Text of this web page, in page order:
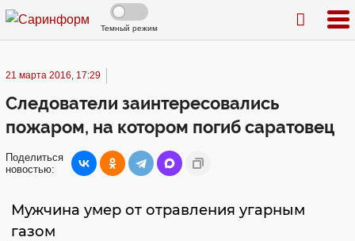
Темный режим
21 марта 2016, 17:29
Следователи заинтересовались
пожаром, на котором погиб саратовец
Поделиться
новостью:
Мужчина умер от отравления угарным
газом